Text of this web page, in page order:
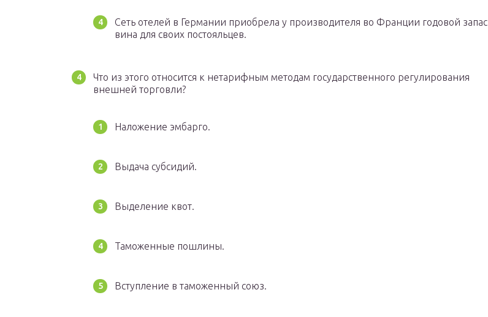
Сеть отелей в Германии приобрела у производителя во Франции годовой запас
вина для своих постояльцев.
Что из этого относится к нетарифным методам государственного регулирования
внешней торговли?
Наложение эмбарго.
Выдача субсидий.
Выделение квот.
Таможенные пошлины.
Вступление в таможенный союз.